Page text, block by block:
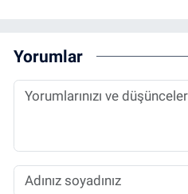
Yorumlar